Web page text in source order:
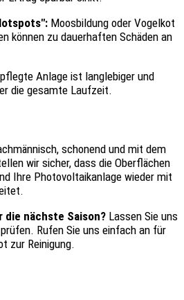
Moosbildung oder Vogelkot
können zu dauerhaften Schäden an
Anlage ist langlebiger und
die gesamte Laufzeit.
schonend und mit dem
wir sicher, dass die Oberflächen
Ihre Photovoltaikanlage wieder mit
nächste Saison? Lassen Sie uns
Rufen Sie uns einfach an für
zur Reinigung.